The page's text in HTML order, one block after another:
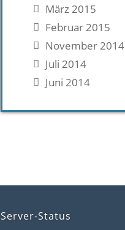
März 2015
Februar 2015
November 2014
Juli 2014
Juni 2014
Server-Status